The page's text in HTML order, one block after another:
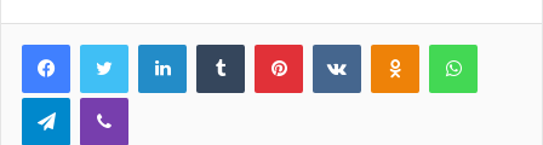
LinkedInTumblr PinterestВконтактеОдноклассники
TelegramViber